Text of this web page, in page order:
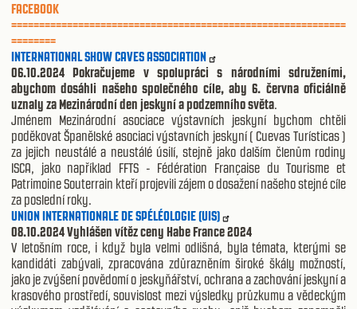
FACEBOOK
============================================================
========
INTERNATIONAL SHOW CAVES ASSOCIATION
06.10.2024 Pokračujeme v spolupráci s národními sdruženími,
abychom dosáhli našeho společného cíle, aby 6. června oficiálně
uznaly za Mezinárodní den jeskyní a podzemního světa.
Jménem Mezinárodní asociace výstavních jeskyní bychom chtěli
poděkovat Španělské asociaci výstavních jeskyní ( Cuevas Turísticas )
za jejich neustálé a neustálé úsilí, stejně jako dalším členům rodiny
ISCA, jako například FFTS - Fédération Française du Tourisme et
Patrimoine Souterrain kteří projevili zájem o dosažení našeho stejné cíle
za poslední roky.
UNION INTERNATIONALE DE SPÉLÉOLOGIE (UIS)
08.10.2024 Vyhlášen vítěz ceny Habe France 2024
V letošním roce, i když byla velmi odlišná, byla témata, kterými se
kandidáti zabývali, zpracována zdůrazněním široké škály možností,
jako je zvýšení povědomí o jeskyňářství, ochrana a zachování jeskyní a
krasového prostředí, souvislost mezi výsledky průzkumu a vědeckým